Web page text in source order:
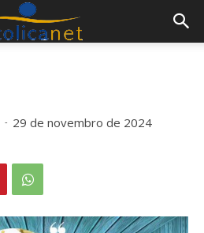
- 29 de novembro de 2024